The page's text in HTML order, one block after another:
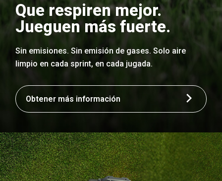
Que respiren mejor.
Jueguen más fuerte.
Sin emisiones. Sin emisión de gases. Solo aire
limpio en cada sprint, en cada jugada.
Obtener más información